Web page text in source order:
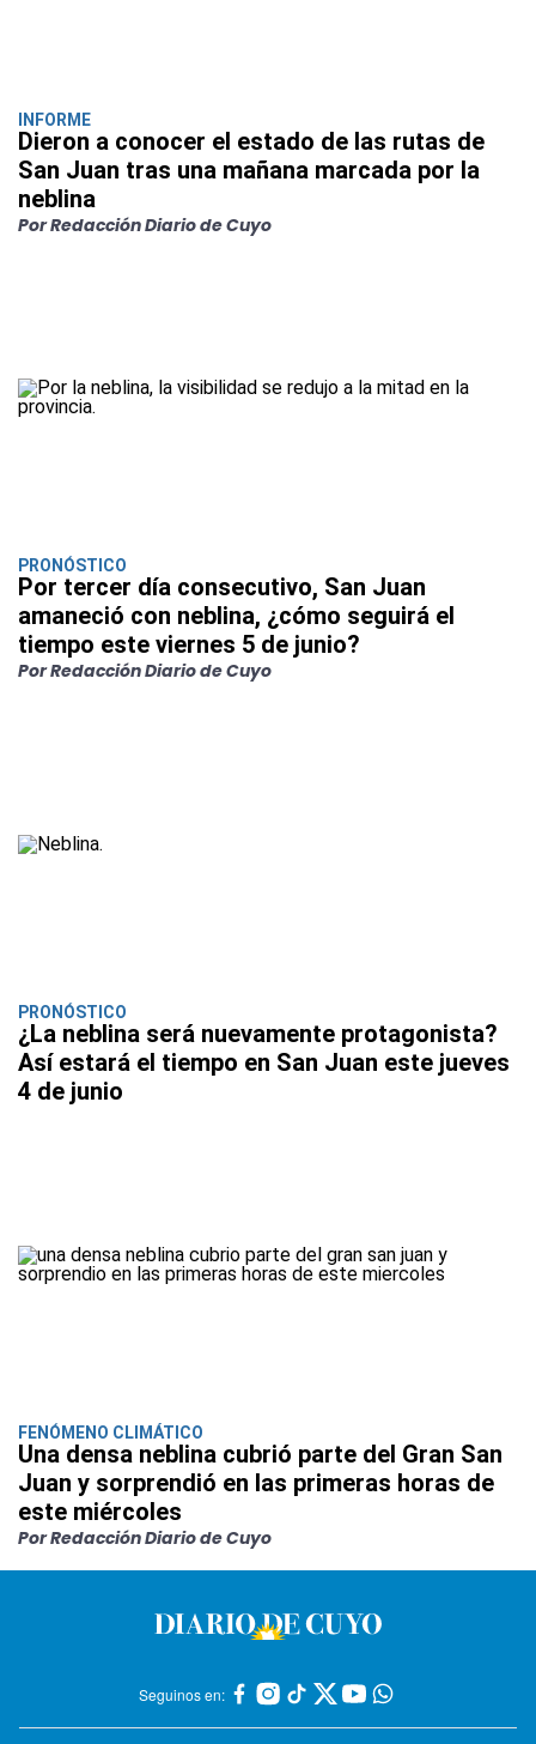
INFORME
Dieron a conocer el estado de las rutas de
San Juan tras una mañana marcada por la
neblina
Por Redacción Diario de Cuyo
PRONÓSTICO
Por tercer día consecutivo, San Juan
amaneció con neblina, ¿cómo seguirá el
tiempo este viernes 5 de junio?
Por Redacción Diario de Cuyo
PRONÓSTICO
¿La neblina será nuevamente protagonista?
Así estará el tiempo en San Juan este jueves
4 de junio
FENÓMENO CLIMÁTICO
Una densa neblina cubrió parte del Gran San
Juan y sorprendió en las primeras horas de
este miércoles
Por Redacción Diario de Cuyo
Seguinos en: